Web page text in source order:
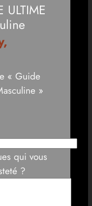
« Guide
»
qui vous
?